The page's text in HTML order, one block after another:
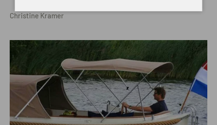
Christine Kramer